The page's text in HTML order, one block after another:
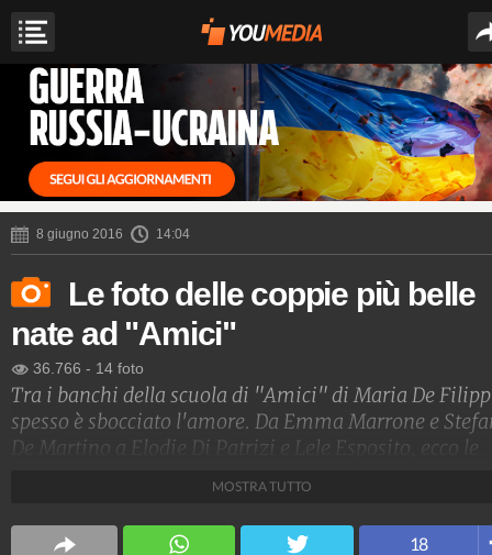
8 giugno 2016 14:04
Le foto delle coppie più belle
nate ad "Amici"
36.766 - 14 foto
Tra i banchi della scuola di "Amici" di Maria De
spesso è sbocciato l'amore. Da Emma Marrone e
De Martino a Elodie Di Patrizi e Lele Esposito, ecco le
Spettacolo Fanpage
4.053.362.403 9.454 video 76.076 foto
MOSTRA TUTTO
18